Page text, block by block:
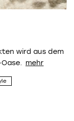
wird aus dem